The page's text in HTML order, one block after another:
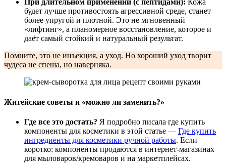
При длительном применении (с пептидами): Кожа
будет лучше противостоять агрессивной среде, станет
более упругой и плотной. Это не мгновенный
«лифтинг», а планомерное восстановление, которое и
даёт самый стойкий и натуральный результат.
Помните, это не инъекция, а уход. Но хороший уход творит
чудеса не спеша, но наверняка.
Житейские советы и «можно ли заменить?»
Где все это достать? Я подробно писала где купить
компоненты для косметики в этой статье — Где купить
ингредиенты для косметики ручной работы. Если
коротко: компоненты продаются в интернет-магазинах
для мыловаров/кремоваров и на маркетплейсах.